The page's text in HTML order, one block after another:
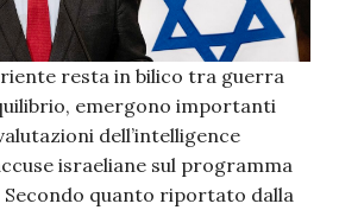
resta in bilico tra guerra
emergono importanti
dell’intelligence
israeliane sul programma
quanto riportato dalla